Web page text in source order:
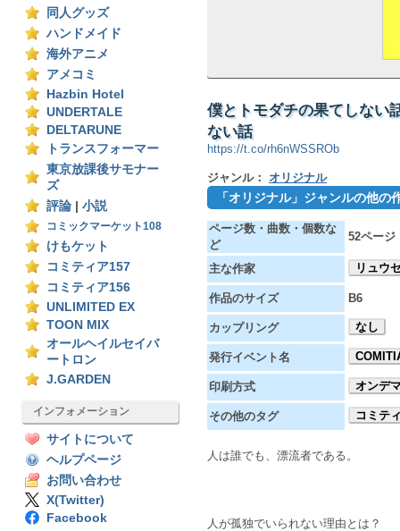
同人グッズ
ハンドメイド
海外アニメ
アメコミ
Hazbin Hotel
UNDERTALE
DELTARUNE
トランスフォーマー
東京放課後サモナー
ズ
評論
小説
コミックマーケット108
けもケット
コミティア157
コミティア156
UNLIMITED EX
TOON MIX
オールヘイルセイバ
ートロン
J.GARDEN
インフォメーション
サイトについて
ヘルプページ
お問い合わせ
X(Twitter)
Facebook
僕とトモダチの果てしない
ない話
https://t.co/rh6nWSSROb
ジャンル： オリジナル
「オリジナル」ジャンルの他の
ページ数・曲数・個数な
ど
52ページ
主な作家 リュウ
作品のサイズ B6
カップリング なし
発行イベント名
印刷方式 オンデ
その他のタグ コミテ
人は誰でも、漂流者である。
人が孤独でいられない理由とは？